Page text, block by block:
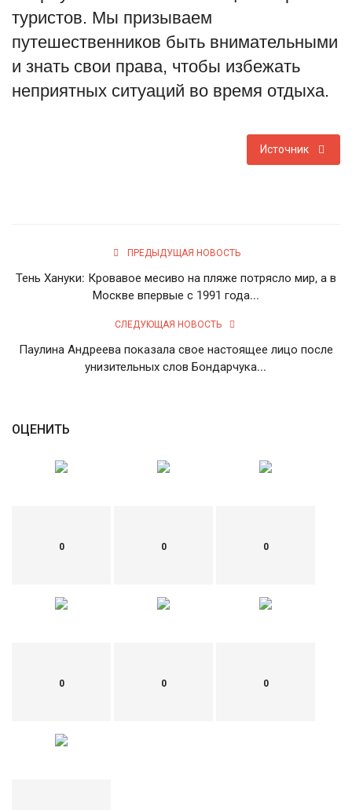
туристов. Мы призываем
путешественников быть внимательными
и знать свои права, чтобы избежать
неприятных ситуаций во время отдыха.
Источник
ПРЕДЫДУЩАЯ НОВОСТЬ
Тень Хануки: Кровавое месиво на пляже потрясло мир, а в
Москве впервые с 1991 года...
СЛЕДУЮЩАЯ НОВОСТЬ
Паулина Андреева показала свое настоящее лицо после
унизительных слов Бондарчука...
ОЦЕНИТЬ
0 0 0
0 0 0